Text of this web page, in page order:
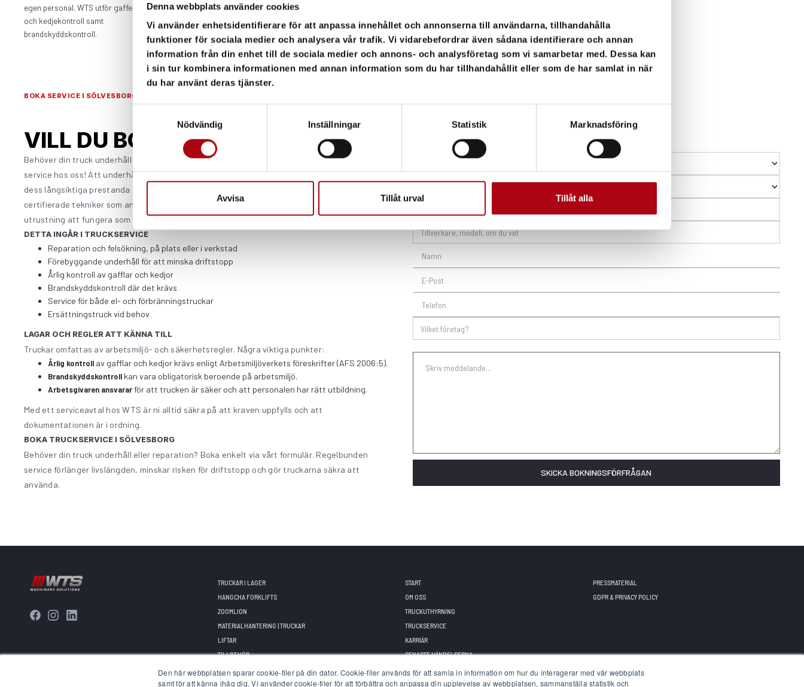
Denna webbplats använder cookies
Vi använder enhetsidentifierare för att anpassa innehållet och annonserna till användarna, tillhandahålla
funktioner för sociala medier och analysera vår trafik. Vi vidarebefordrar även sådana identifierare och annan
information från din enhet till de sociala medier och annons- och analysföretag som vi samarbetar med. Dessa kan
i sin tur kombinera informationen med annan information som du har tillhandahållit eller som de har samlat in när
du har använt deras tjänster.
Nödvändig
Inställningar Statistik Marknadsföring
Avvisa Tillåt urval Tillåt alla
Den här webbplatsen sparar cookie-filer på din dator. Cookie-filer används för att samla in information om hur du interagerar med vår webbplats
samt för att känna ihåg dig. Vi använder cookie-filer för att förbättra och anpassa din upplevelse av webbplatsen, sammanställa statistik och
egen personal. WTS utför gaffel/–
och kedjekontroll samt
brandskyddskontroll.
komplettering av förebyggande
underhåll samt avhjälpande
underhåll i samråd med kunden.
överenskommen och fast
månadskostnad.
BOKA SERVICE I SÖLVESBORG
VILL DU BOKA TRUCKSERVICE?
Behöver din truck underhåll eller reparation? Du är bara några klick bort från att boka en
service hos oss! Att underhålla din utrustning regelbundet är avgörande för att säkerställa
dess långsiktiga prestanda och driftsäkerhet. Vi erbjuder professionell service utförd av
certifierade tekniker som använder de senaste verktygen och teknikerna för att få din
utrustning att fungera som ny.
DETTA INGÅR I TRUCKSERVICE
Reparation och felsökning, på plats eller i verkstad
Förebyggande underhåll för att minska driftstopp
Årlig kontroll av gafflar och kedjor
Brandskyddskontroll där det krävs
Service för både el- och förbränningstruckar
Ersättningstruck vid behov
LAGAR OCH REGLER ATT KÄNNA TILL
Truckar omfattas av arbetsmiljö- och säkerhetsregler. Några viktiga punkter:
Årlig kontroll av gafflar och kedjor krävs enligt Arbetsmiljöverkets föreskrifter (AFS 2006:5).
Brandskyddskontroll kan vara obligatorisk beroende på arbetsmiljö.
Arbetsgivaren ansvararför att trucken är säker och att personalen har rätt utbildning.
Med ett serviceavtal hos WTS är ni alltid säkra på att kraven uppfylls och att
dokumentationen är i ordning.
BOKA TRUCKSERVICE I SÖLVESBORG
Behöver din truck underhåll eller reparation? Boka enkelt via vårt formulär. Regelbunden
service förlänger livslängden, minskar risken för driftstopp och gör truckarna säkra att
använda.
TRUCKAR I LAGER
HANGCHA FORKLIFTS
ZOOMLION
MATERIALHANTERING | TRUCKAR
LIFTAR
TILLBEHÖR
START
OM OSS
TRUCKUTHYRNING
TRUCKSERVICE
KARRIÄR
SENASTE HÄNDELSERNA
WTS ACADEMY • UTBILDNINGAR
FINANSERINNG
PRESSMATERIAL
GDPR & PRIVACY POLICY